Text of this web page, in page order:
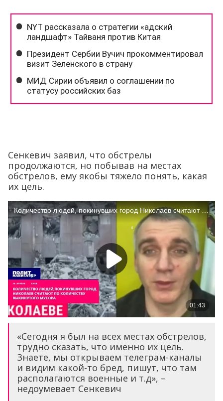
Сенкевич заявил, что обстрелы
продолжаются, но побывав на местах
обстрелов, ему якобы тяжело понять, какая
их цель.
«Сегодня я был на всех местах обстрелов,
трудно сказать, что именно их цель.
Знаете, мы открываем телеграм-каналы
и видим какой-то бред, пишут, что там
располагаются военные и т.д», –
недоумевает Сенкевич